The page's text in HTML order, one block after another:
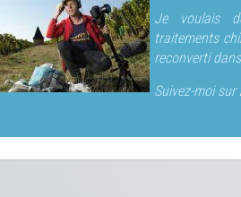
Je voulais
traitements
reconverti
Suivez-moi sur